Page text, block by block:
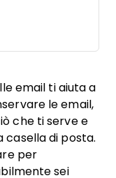
email ti aiuta a
le email,
che ti serve e
di posta.
per
sei